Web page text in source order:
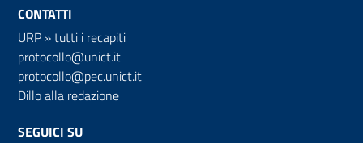
CONTATTI
URP »tutti i recapiti
protocollo@unict.it
protocollo@pec.unict.it
Dillo alla redazione
SEGUICI SU